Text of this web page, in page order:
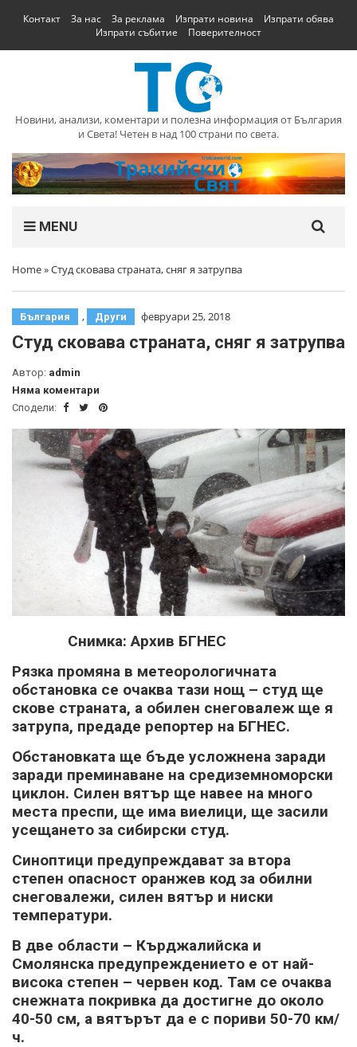
Контакт За нас За реклама Изпрати новина
Изпрати обява
Изпрати събитие
Поверителност
Новини, анализи, коментари и полезна информация от България
и Света! Четен в над 100 страни по света.
MENU
Home»Студ сковава страната, сняг я затрупва
България , Други февруари 25, 2018
Студ сковава страната, сняг я затрупва
Автор: admin
Няма коментари
Сподели:
Снимка: Архив БГНЕС
Рязка промяна в метеорологичната
обстановка се очаква тази нощ – студ ще
скове страната, а обилен снеговалеж ще я
затрупа, предаде репортер на БГНЕС.
Обстановката ще бъде усложнена заради
заради преминаване на средиземноморски
циклон. Силен вятър ще навее на много
места преспи, ще има виелици, ще засили
усещането за сибирски студ.
Синоптици предупреждават за втора
степен опасност оранжев код за обилни
снеговалежи, силен вятър и ниски
температури.
В две области – Кърджалийска и
Смолянска предупреждението е от най-
висока степен – червен код. Там се очаква
снежната покривка да достигне до около
40-50 см, а вятърът да е с пориви 50-70 км/
ч.